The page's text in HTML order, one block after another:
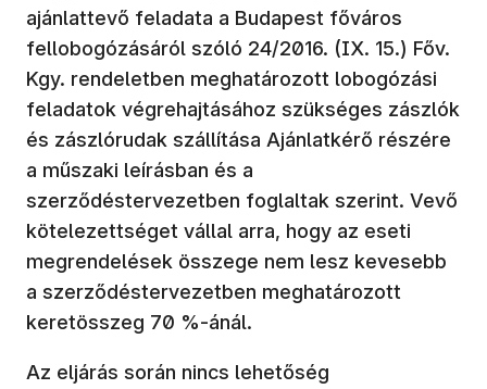
ajánlattevő feladata a Budapest főváros
fellobogózásáról szóló 24/2016. (IX. 15.) Főv.
Kgy. rendeletben meghatározott lobogózási
feladatok végrehajtásához szükséges zászlók
és zászlórudak szállítása Ajánlatkérő részére
a műszaki leírásban és a
szerződéstervezetben foglaltak szerint. Vevő
kötelezettséget vállal arra, hogy az eseti
megrendelések összege nem lesz kevesebb
a szerződéstervezetben meghatározott
keretösszeg 70 %-ánál.
Az eljárás során nincs lehetőség